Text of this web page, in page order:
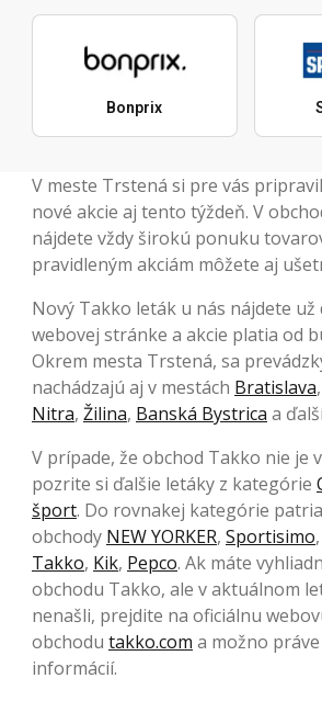
Bonprix
V meste Trstená si pre vás
nové akcie aj tento týždeň. V
nájdete vždy širokú ponuku
pravidleným akciám môžete aj
Nový Takko leták u nás nájdete už
webovej stránke a akcie platia od
Okrem mesta Trstená, sa
nachádzajú aj v mestách Bratislava,
Nitra, Žilina, Banská Bystrica a
V prípade, že obchod Takko nie je
pozrite si ďalšie letáky z kategórie
šport. Do rovnakej kategórie
obchody NEW YORKER, Sportisimo,
Takko, Kik, Pepco. Ak máte
obchodu Takko, ale v aktuálnom
nenašli, prejdite na oficiálnu
obchodu takko.com a možno
informácií.